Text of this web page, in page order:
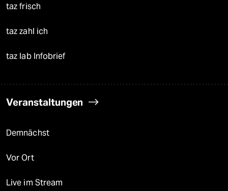
taz frisch
taz zahl ich
taz lab Infobrief
Veranstaltungen
Demnächst
Vor Ort
Live im Stream